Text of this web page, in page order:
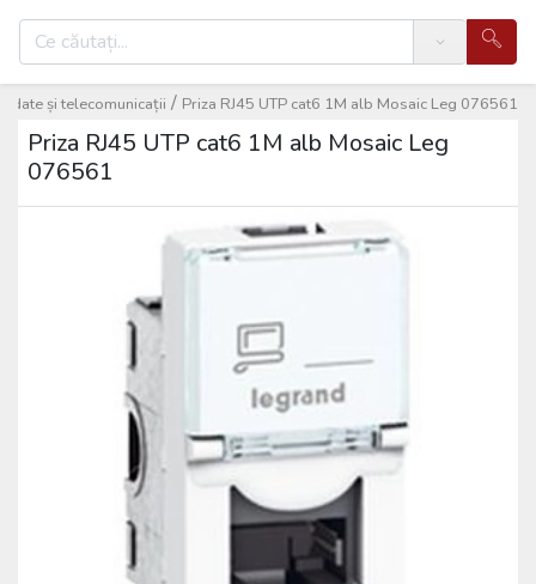
Search
Priza RJ45 UTP cat6 1M alb Mosaic Leg 076561
/
date și telecomunicații
Priza RJ45 UTP cat6 1M alb Mosaic Leg
076561